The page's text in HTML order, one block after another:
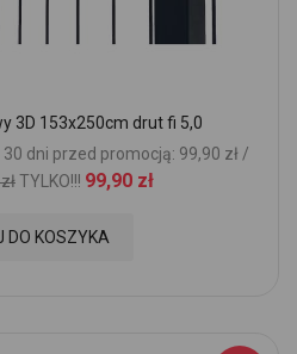
3D 153x250cm drut fi 5,0
dni przed promocją: 99,90 zł /
TYLKO!!! 99,90 zł
DO KOSZYKA